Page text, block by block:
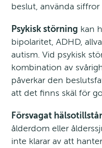
beslut, använda
Psykisk störning kan
bipolaritet, ADHD,
autism. Vid psykisk
kombination av
påverkar den
att det finns skäl för
Försvagat
ålderdom eller
inte klarar av att